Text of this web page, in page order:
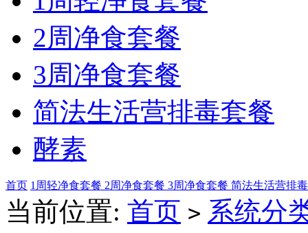
2周净食套餐
3周净食套餐
简法生活营排毒套餐
酵素
首页 1周轻净食套餐 2周净食套餐 3周净食套餐 简法生活营排
当前位置: 首页 > 系统分